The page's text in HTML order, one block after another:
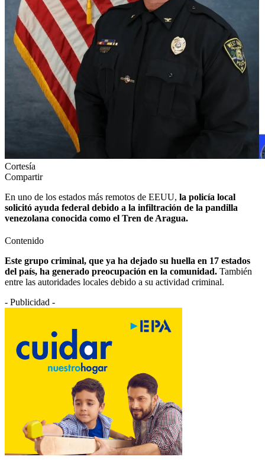
Cortesía
Compartir
En uno de los estados más remotos de EEUU, la policía local
solicitó ayuda federal debido a la infiltración de la pandilla
venezolana conocida como el Tren de Aragua.
Contenido
Este grupo criminal, que ya ha dejado su huella en 17 estados
del país, ha generado preocupación en la comunidad. También
entre las autoridades locales debido a su actividad criminal.
- Publicidad -